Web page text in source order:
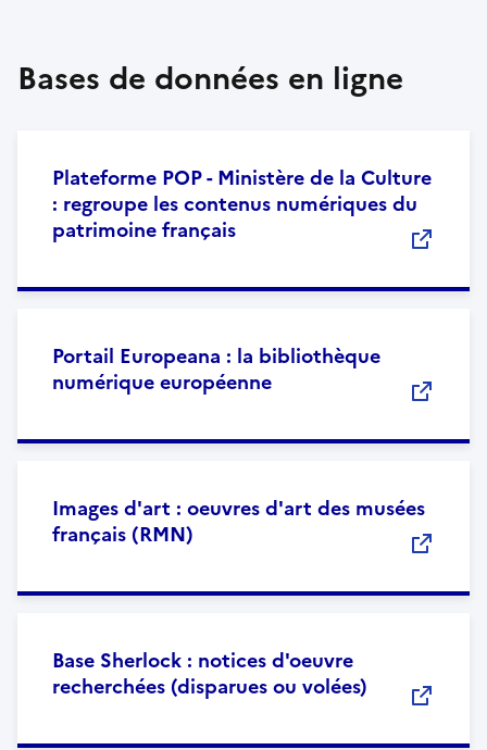
Bases de données en ligne
Plateforme POP - Ministère de la Culture
: regroupe les contenus numériques du
patrimoine français
Portail Europeana : la bibliothèque
numérique européenne
Images d'art : oeuvres d'art des musées
français (RMN)
Base Sherlock : notices d'oeuvre
recherchées (disparues ou volées)